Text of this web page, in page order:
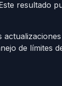
resultado
de límites